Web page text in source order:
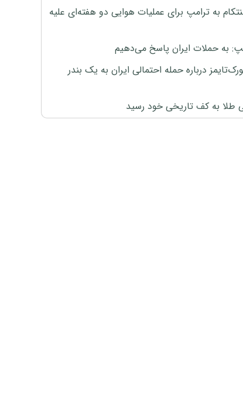
به ترامپ برای عملیات هوایی دو هفته‌ای علیه
به حملات ایران پاسخ می‌دهیم
درباره حمله احتمالی ایران به یک بندر
طلا به کف تاریخی خود رسید